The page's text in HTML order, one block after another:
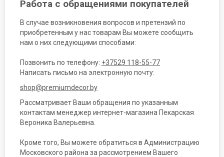
Работа с обращениями покупателей
В случае возникновения вопросов и претензий по
приобретенным у нас товарам Вы можете сообщить
нам о них следующими способами:
Позвонить по телефону: +37529 118-55-77
Написать письмо на электронную почту:
shop@premiumdecor.by
Рассматривает Ваши обращения по указанным
контактам менеджер интернет-магазина Пекарская
Вероника Валерьевна.
Кроме того, Вы можете обратиться в Администрацию
Московского района за рассмотрением Вашего